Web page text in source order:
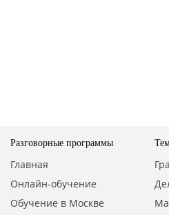
Разговорные программы
Главная
Онлайн-обучение
Обучение в Москве